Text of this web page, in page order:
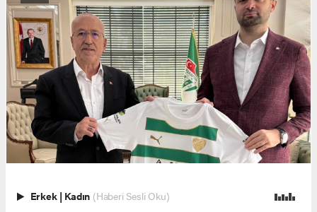
Erkek | Kadın (Haberi Sesli Oku)